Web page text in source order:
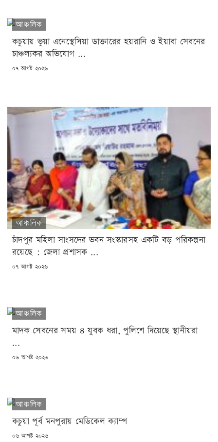
আঞ্চলিক
কচুয়ায় ভুয়া এনেস্থেসিয়া ডাক্তারের হয়রানি ও ইয়াবা সেবনের
চাঞ্চল্যকর অভিযোগ ...
POSTED
০৭ আগষ্ট ২০২৬
আঞ্চলিক
চাঁদপুর মহিলা সাংসদের ভবন সংস্কারসহ একটি বড় পরিকল্পনা
রয়েছে : জেলা প্রশাসক ...
POSTED
০৭ আগষ্ট ২০২৬
আঞ্চলিক
মাদক সেবনের সময় ৪ যুবক ধরা, পুলিশে দিয়েছে স্থানীয়রা
...
POSTED
০৬ আগষ্ট ২০২৬
আঞ্চলিক
কচুয়া পূর্ব মনপুরায় মেডিকেল ক্যাম্প
POSTED
০৬ আগষ্ট ২০২৬